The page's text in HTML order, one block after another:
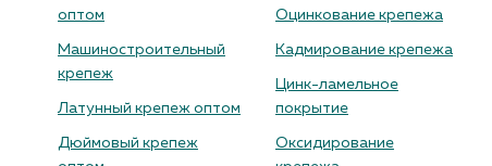
оптом
Машиностроительный
крепеж
Латунный крепеж оптом
Дюймовый крепеж
Оцинкование крепежа
Кадмирование крепежа
Цинк-ламельное
покрытие
Оксидирование